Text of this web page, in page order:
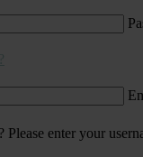
Please enter your